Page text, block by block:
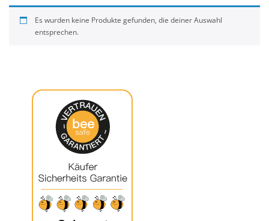
Es wurden keine Produkte gefunden, die deiner Auswahl
entsprechen.